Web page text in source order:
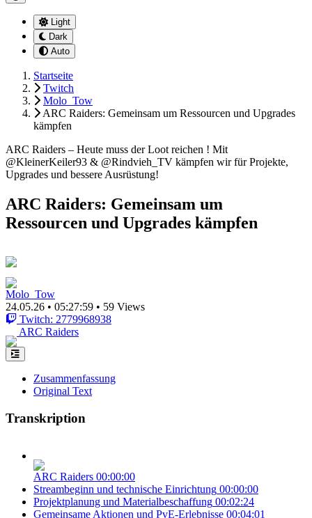
Light
Dark
Auto
Startseite
Twitch
Molo_Tow
ARC Raiders: Gemeinsam um Ressourcen und Upgrades
kämpfen
ARC Raiders – Heute muss der Loot reichen ! Mit
@KleinerKeiler93 & @Rindvieh_TV kämpfen wir für Projekte,
Upgrades und bessere Ausrüstung!
ARC Raiders: Gemeinsam um
Ressourcen und Upgrades kämpfen
Molo_Tow
24.05.26 • 05:27:59 • 59 Views
Twitch: 2779968938
ARC Raiders
Zusammenfassung
Original Text
Transkription
ARC Raiders 00:00:00
Streambeginn und technische Einrichtung 00:00:00
Projektplanung und Materialbeschaffung 00:02:24
Gemeinsame Aktionen und PvE-Erlebnisse 00:04:01